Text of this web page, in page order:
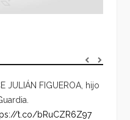
JULIÁN FIGUEROA, hijo
t.co/bRuCZR6Z97